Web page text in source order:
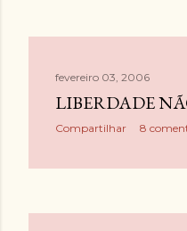
fevereiro 03, 2006
LIBERDADE
Compartilhar 8